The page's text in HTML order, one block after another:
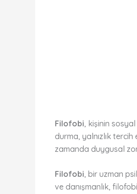
Filofobi , kişinin
durma, yalnızlık
zamanda duygusal
Filofobi, bir uzman
ve danışmanlık,